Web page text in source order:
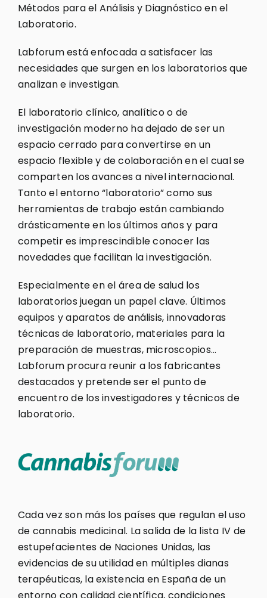
Métodos para el Análisis y Diagnóstico en el
Laboratorio.
Labforum está enfocada a satisfacer las
necesidades que surgen en los laboratorios que
analizan e investigan.
El laboratorio clínico, analítico o de
investigación moderno ha dejado de ser un
espacio cerrado para convertirse en un
espacio flexible y de colaboración en el cual se
comparten los avances a nivel internacional.
Tanto el entorno “laboratorio” como sus
herramientas de trabajo están cambiando
drásticamente en los últimos años y para
competir es imprescindible conocer las
novedades que facilitan la investigación.
Especialmente en el área de salud los
laboratorios juegan un papel clave. Últimos
equipos y aparatos de análisis, innovadoras
técnicas de laboratorio, materiales para la
preparación de muestras, microscopios…
Labforum procura reunir a los fabricantes
destacados y pretende ser el punto de
encuentro de los investigadores y técnicos de
laboratorio.
Cada vez son más los países que regulan el uso
de cannabis medicinal. La salida de la lista IV de
estupefacientes de Naciones Unidas, las
evidencias de su utilidad en múltiples dianas
terapéuticas, la existencia en España de un